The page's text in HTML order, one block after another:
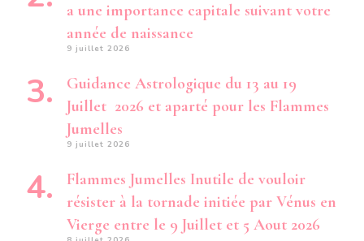
a une importance capitale suivant votre
année de naissance
9 juillet 2026
Guidance Astrologique du 13 au 19
Juillet 2026 et aparté pour les Flammes
Jumelles
9 juillet 2026
Flammes Jumelles Inutile de vouloir
résister à la tornade initiée par Vénus en
Vierge entre le 9 Juillet et 5 Aout 2026